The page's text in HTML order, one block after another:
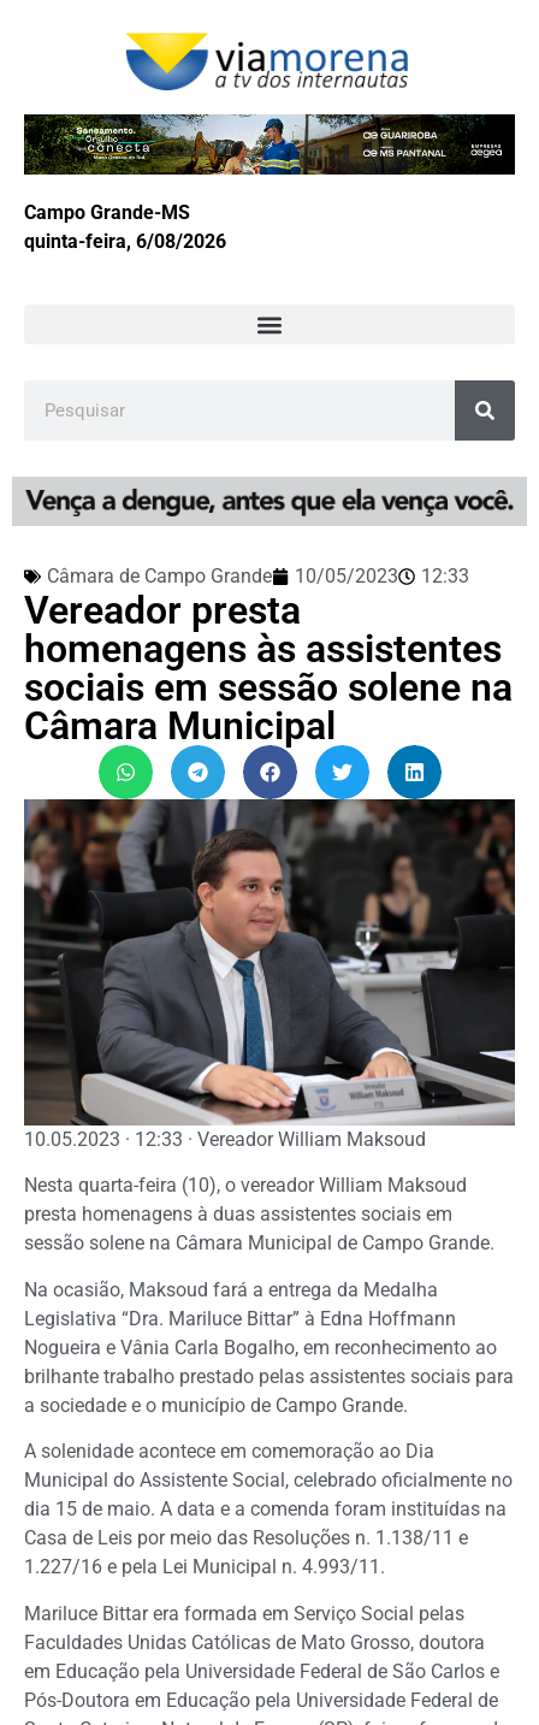
Campo Grande-MS
quinta-feira, 6/08/2026
Câmara de Campo Grande 10/05/2023 12:33
Vereador presta
homenagens às assistentes
sociais em sessão solene na
Câmara Municipal
10.05.2023 · 12:33 · Vereador William Maksoud
Nesta quarta-feira (10), o vereador William Maksoud
presta homenagens à duas assistentes sociais em
sessão solene na Câmara Municipal de Campo Grande.
Na ocasião, Maksoud fará a entrega da Medalha
Legislativa “Dra. Mariluce Bittar” à Edna Hoffmann
Nogueira e Vânia Carla Bogalho, em reconhecimento ao
brilhante trabalho prestado pelas assistentes sociais para
a sociedade e o município de Campo Grande.
A solenidade acontece em comemoração ao Dia
Municipal do Assistente Social, celebrado oficialmente no
dia 15 de maio. A data e a comenda foram instituídas na
Casa de Leis por meio das Resoluções n. 1.138/11 e
1.227/16 e pela Lei Municipal n. 4.993/11.
Mariluce Bittar era formada em Serviço Social pelas
Faculdades Unidas Católicas de Mato Grosso, doutora
em Educação pela Universidade Federal de São Carlos e
Pós-Doutora em Educação pela Universidade Federal de